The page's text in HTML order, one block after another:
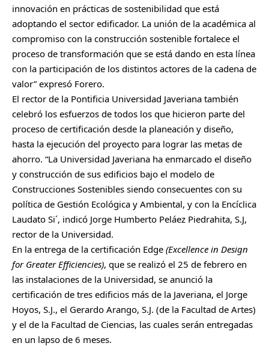
innovación en prácticas de sostenibilidad que está
adoptando el sector edificador. La unión de la académica al
compromiso con la construcción sostenible fortalece el
proceso de transformación que se está dando en esta línea
con la participación de los distintos actores de la cadena de
valor” expresó Forero.
El rector de la Pontificia Universidad Javeriana también
celebró los esfuerzos de todos los que hicieron parte del
proceso de certificación desde la planeación y diseño,
hasta la ejecución del proyecto para lograr las metas de
ahorro. “La Universidad Javeriana ha enmarcado el diseño
y construcción de sus edificios bajo el modelo de
Construcciones Sostenibles siendo consecuentes con su
política de Gestión Ecológica y Ambiental, y con la Encíclica
Laudato Si´, indicó Jorge Humberto Peláez Piedrahita, S.J,
rector de la Universidad.
En la entrega de la certificación Edge (Excellence in Design
for Greater Efficiencies), que se realizó el 25 de febrero en
las instalaciones de la Universidad, se anunció la
certificación de tres edificios más de la Javeriana, el Jorge
Hoyos, S.J., el Gerardo Arango, S.J. (de la Facultad de Artes)
y el de la Facultad de Ciencias, las cuales serán entregadas
en un lapso de 6 meses.